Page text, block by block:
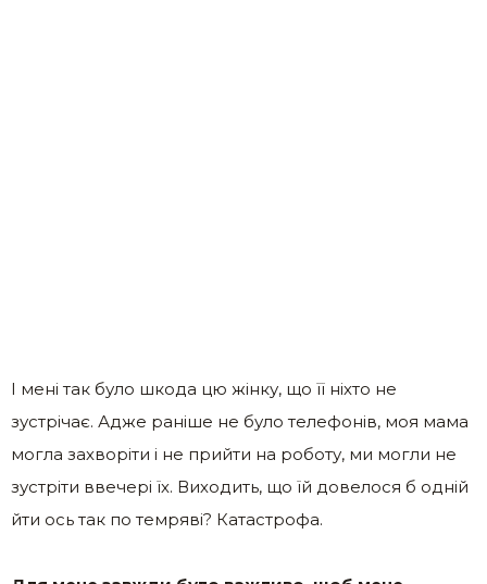
І мені так було шкода цю жінку, що її ніхто не
зустрічає. Адже раніше не було телефонів, моя мама
могла захворіти і не прийти на роботу, ми могли не
зустріти ввечері їх. Виходить, що їй довелося б одній
йти ось так по темряві? Катастрофа.